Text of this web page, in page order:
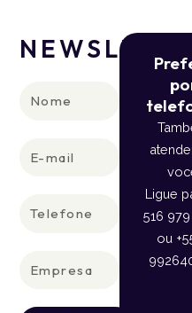
Ligue
516
ou